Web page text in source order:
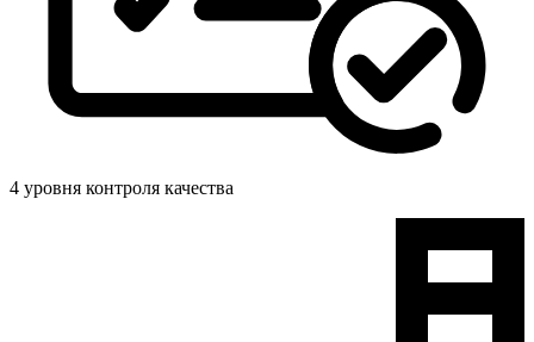
4 уровня контроля качества